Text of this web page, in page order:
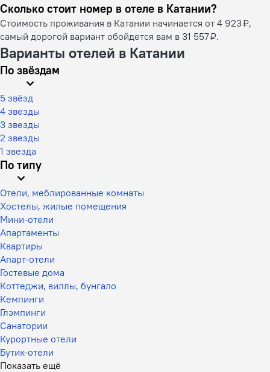
Сколько стоит номер в отеле в Катании?
Стоимость проживания в Катании начинается от 4 923 ₽,
самый дорогой вариант обойдется вам в 31 557 ₽.
Варианты отелей в Катании
По звёздам
5 звёзд
4 звезды
3 звезды
2 звезды
1 звезда
По типу
Отели, меблированные комнаты
Хостелы, жилые помещения
Мини-отели
Апартаменты
Квартиры
Апарт-отели
Гостевые дома
Коттеджи, виллы, бунгало
Кемпинги
Глэмпинги
Санатории
Курортные отели
Бутик-отели
Показать ещё